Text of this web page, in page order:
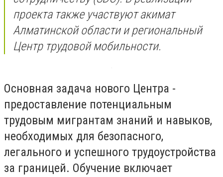
проекта также участвуют акимат
Алматинской области и региональный
Центр трудовой мобильности.
Основная задача нового Центра -
предоставление потенциальным
трудовым мигрантам знаний и навыков,
необходимых для безопасного,
легального и успешного трудоустройства
за границей. Обучение включает